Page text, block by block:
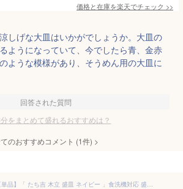
価格と在庫を楽天でチェック >>
しげな大皿はいかがでしょうか。大皿の
ようになっていて、今でしたら青、金赤
ような模様があり、そうめん用の大皿に
回答された質問
をまとめて盛れるおすすめは？
のおすすめコメント (1件) >
盛皿 大皿 36cm【単品】「 たち吉 木立 盛皿 ネイビー 」食洗機対応 盛り皿 大きい オーバル シンプル かわいい おしゃれ 北欧 長皿 30cm 以上 ワンプレート オードブル うつわよせシリーズ 約36センチ 1枚 美濃焼 和 食器 自宅用 ブランド アウトレット たちきち